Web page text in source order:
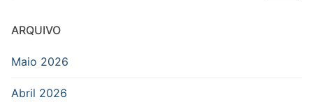
ARQUIVO
Maio 2026
Abril 2026